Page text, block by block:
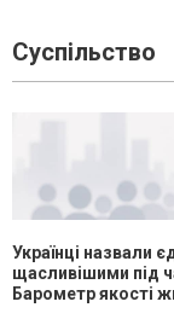
Суспільство
Українці назвали
щасливішими під
Барометр якості